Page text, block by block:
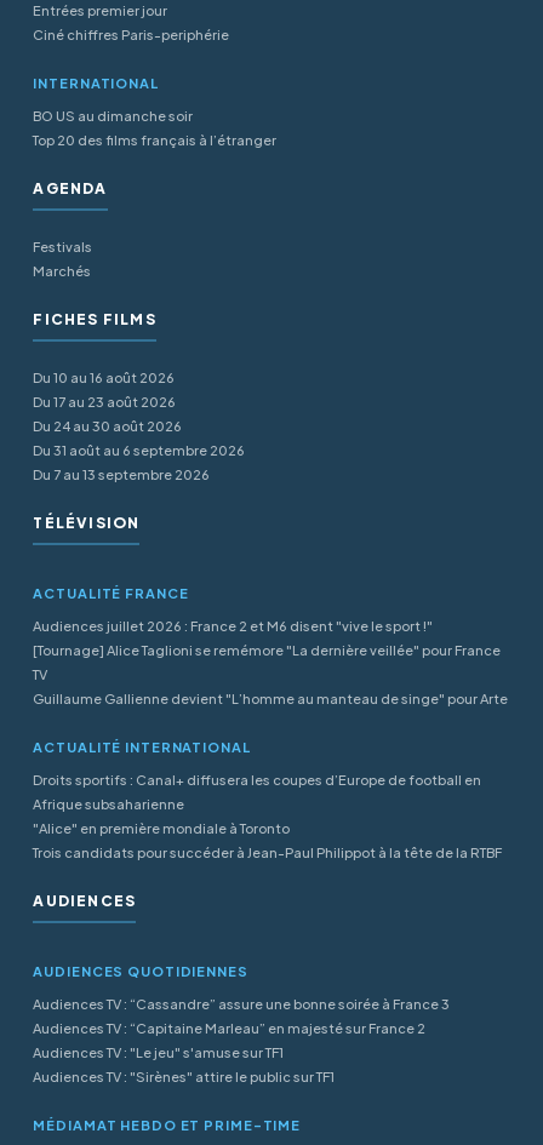
Entrées premier jour
Ciné chiffres Paris-periphérie
INTERNATIONAL
BO US au dimanche soir
Top 20 des films français à l’étranger
AGENDA
Festivals
Marchés
FICHES FILMS
Du 10 au 16 août 2026
Du 17 au 23 août 2026
Du 24 au 30 août 2026
Du 31 août au 6 septembre 2026
Du 7 au 13 septembre 2026
TÉLÉVISION
ACTUALITÉ FRANCE
Audiences juillet 2026 : France 2 et M6 disent "vive le sport !"
[Tournage] Alice Taglioni se remémore "La dernière veillée" pour France
TV
Guillaume Gallienne devient "L’homme au manteau de singe" pour Arte
ACTUALITÉ INTERNATIONAL
Droits sportifs : Canal+ diffusera les coupes d’Europe de football en
Afrique subsaharienne
"Alice" en première mondiale à Toronto
Trois candidats pour succéder à Jean-Paul Philippot à la tête de la RTBF
AUDIENCES
AUDIENCES QUOTIDIENNES
Audiences TV : “Cassandre” assure une bonne soirée à France 3
Audiences TV : “Capitaine Marleau” en majesté sur France 2
Audiences TV : "Le jeu" s'amuse sur TF1
Audiences TV : "Sirènes" attire le public sur TF1
MÉDIAMAT HEBDO ET PRIME-TIME